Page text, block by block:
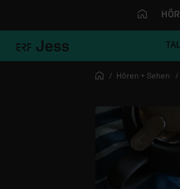
Startseite
Hören + Sehen